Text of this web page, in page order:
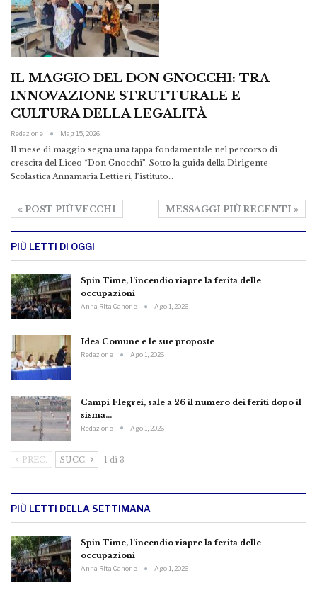
IL MAGGIO DEL DON GNOCCHI: TRA
INNOVAZIONE STRUTTURALE E
CULTURA DELLA LEGALITÀ
Redazione Mag 15, 2026
Il mese di maggio segna una tappa fondamentale nel percorso di
crescita del Liceo “Don Gnocchi”. Sotto la guida della Dirigente
Scolastica Annamaria Lettieri, l’istituto…
POST PIÙ VECCHI MESSAGGI PIÙ RECENTI
PIÙ LETTI DI OGGI
Spin Time, l’incendio riapre la ferita delle
occupazioni
Anna Rita Canone Ago 1, 2026
Idea Comune e le sue proposte
Redazione Ago 1, 2026
Campi Flegrei, sale a 26 il numero dei feriti dopo il
sisma…
Redazione Ago 1, 2026
PREC. SUCC. 1 di 3
PIÙ LETTI DELLA SETTIMANA
Spin Time, l’incendio riapre la ferita delle
occupazioni
Anna Rita Canone Ago 1, 2026